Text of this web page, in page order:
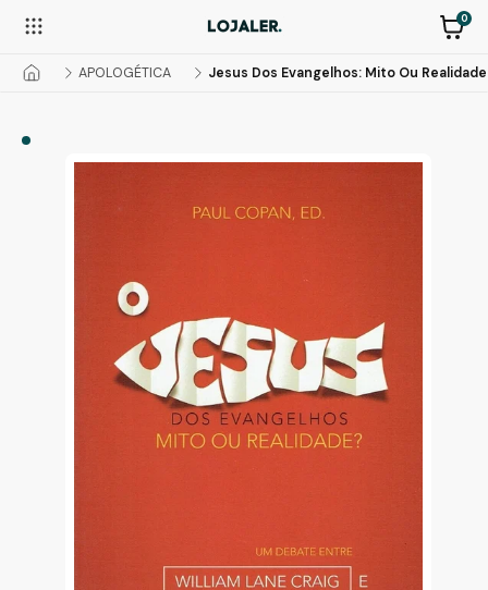
0
APOLOGÉTICA Jesus Dos Evangelhos: Mito Ou